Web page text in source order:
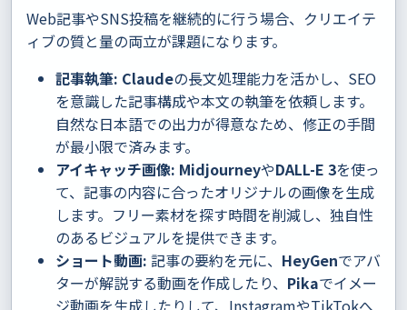
Web記事やSNS投稿を継続的に行う場合、クリエイテ
ィブの質と量の両立が課題になります。
記事執筆: Claudeの長文処理能力を活かし、SEO
を意識した記事構成や本文の執筆を依頼します。
自然な日本語での出力が得意なため、修正の手間
が最小限で済みます。
アイキャッチ画像: MidjourneyやDALL-E 3を使っ
て、記事の内容に合ったオリジナルの画像を生成
します。フリー素材を探す時間を削減し、独自性
のあるビジュアルを提供できます。
ショート動画: 記事の要約を元に、 HeyGenでアバ
ターが解説する動画を作成したり、 Pikaでイメー
ジ動画を生成したりして、InstagramやTikTokへ